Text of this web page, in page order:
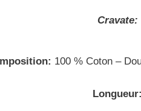
Cravate:
100 % Coton –
Longueur: